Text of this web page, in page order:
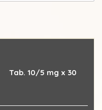
Tab. 10/5 mg x 30